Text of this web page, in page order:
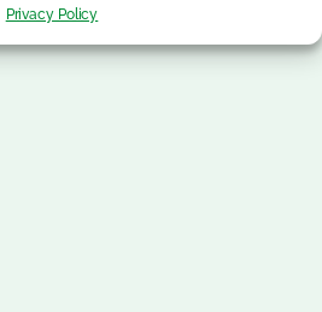
Privacy Policy